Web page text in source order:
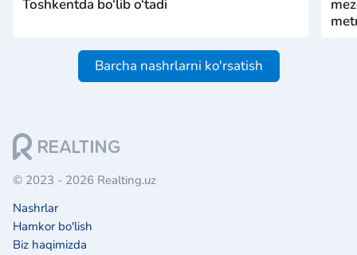
Toshkentda bo‘lib o‘tadi
Barcha nashrlarni ko'rsatish
© 2023 - 2026 Realting.uz
Nashrlar
Hamkor bo'lish
Biz haqimizda